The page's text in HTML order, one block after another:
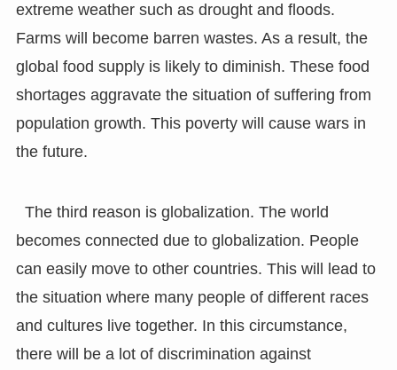
extreme weather such as drought and floods.
Farms will become barren wastes. As a result, the
global food supply is likely to diminish. These food
shortages aggravate the situation of suffering from
population growth. This poverty will cause wars in
the future.
The third reason is globalization. The world
becomes connected due to globalization. People
can easily move to other countries. This will lead to
the situation where many people of different races
and cultures live together. In this circumstance,
there will be a lot of discrimination against